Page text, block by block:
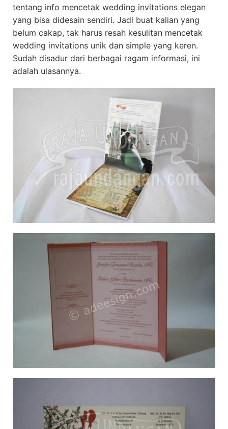
tentang info mencetak wedding invitations elegan
yang bisa didesain sendiri. Jadi buat kalian yang
belum cakap, tak harus resah kesulitan mencetak
wedding invitations unik dan simple yang keren.
Sudah disadur dari berbagai ragam informasi, ini
adalah ulasannya.